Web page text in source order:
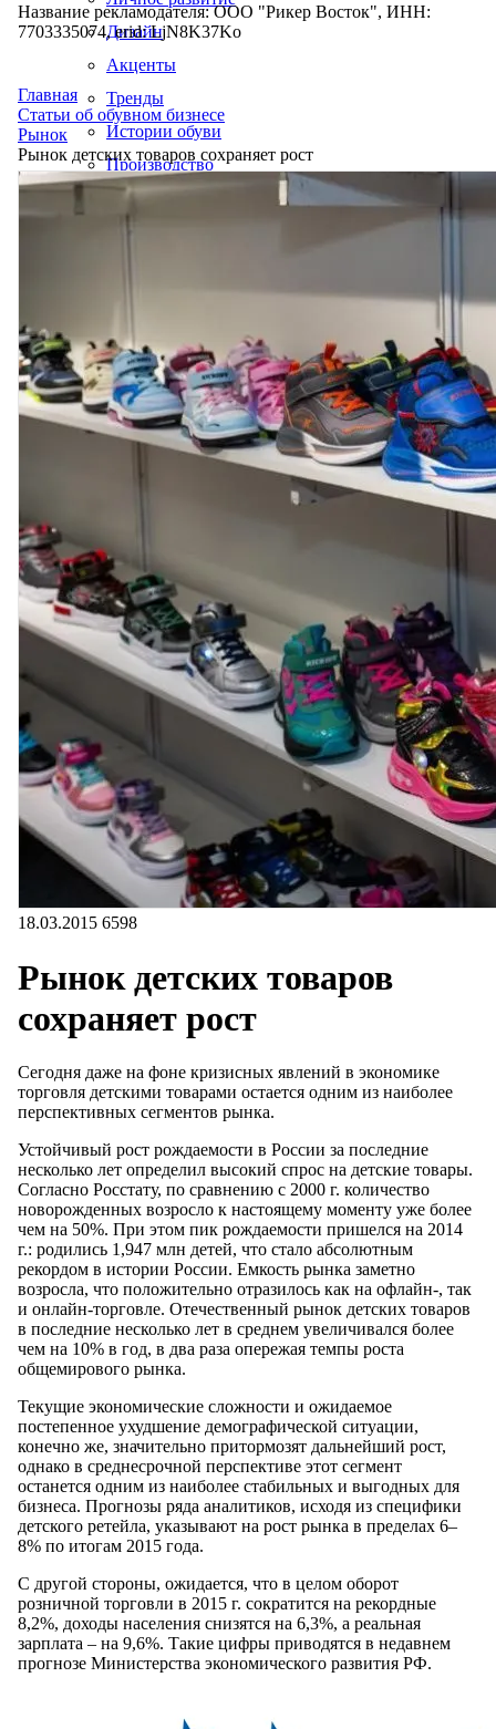
Дизайн
Акценты
Тренды
Истории обуви
Производство
Название рекламодателя: ООО "Рикер Восток", ИНН:
7703335074, erid: LjN8K37Ko
Главная
Статьи об обувном бизнесе
Рынок
Рынок детских товаров сохраняет рост
18.03.2015 6598
Рынок детских товаров
сохраняет рост
Сегодня даже на фоне кризисных явлений в экономике
торговля детскими товарами остается одним из наиболее
перспективных сегментов рынка.
Устойчивый рост рождаемости в России за последние
несколько лет определил высокий спрос на детские товары.
Согласно Росстату, по сравнению с 2000 г. количество
новорожденных возросло к настоящему моменту уже более
чем на 50%. При этом пик рождаемости пришелся на 2014
г.: родились 1,947 млн детей, что стало абсолютным
рекордом в истории России. Емкость рынка заметно
возросла, что положительно отразилось как на офлайн-, так
и онлайн-торговле. Отечественный рынок детских товаров
в последние несколько лет в среднем увеличивался более
чем на 10% в год, в два раза опережая темпы роста
общемирового рынка.
Текущие экономические сложности и ожидаемое
постепенное ухудшение демографической ситуации,
конечно же, значительно притормозят дальнейший рост,
однако в среднесрочной перспективе этот сегмент
останется одним из наиболее стабильных и выгодных для
бизнеса. Прогнозы ряда аналитиков, исходя из специфики
детского ретейла, указывают на рост рынка в пределах 6–
8% по итогам 2015 года.
С другой стороны, ожидается, что в целом оборот
розничной торговли в 2015 г. сократится на рекордные
8,2%, доходы населения снизятся на 6,3%, а реальная
зарплата – на 9,6%. Такие цифры приводятся в недавнем
прогнозе Министерства экономического развития РФ.